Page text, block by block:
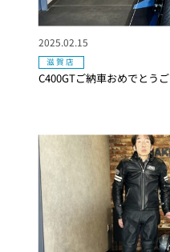
C400GTご納車おめでとうご
2025.02.15
滋賀店